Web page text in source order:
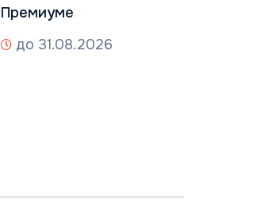
Премиуме
до 31.08.2026